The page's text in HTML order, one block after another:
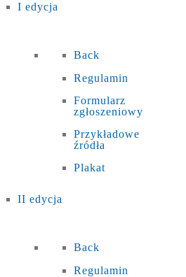
I edycja
Back
Regulamin
Formularz
zgłoszeniowy
Przykładowe
źródła
Plakat
II edycja
Back
Regulamin